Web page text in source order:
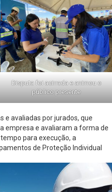
Disputa foi acirrada e animou o
público presente
e avaliadas por jurados, que
empresa e avaliaram a forma de
para execução, a
de Proteção Individual